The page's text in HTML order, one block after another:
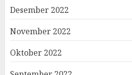
Desember 2022
November 2022
Oktober 2022